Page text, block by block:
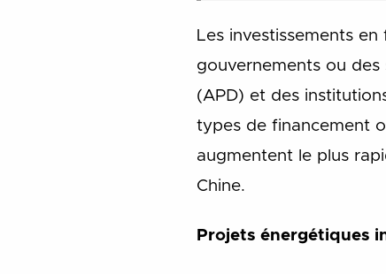
Les investissements
gouvernements ou des
(APD) et des
types de financement
augmentent le plus
Chine.
Projets énergétiques